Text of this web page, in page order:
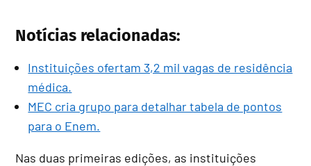
Notícias relacionadas:
Instituições ofertam 3,2 mil vagas de residência
médica.
MEC cria grupo para detalhar tabela de pontos
para o Enem.
Nas duas primeiras edições, as instituições